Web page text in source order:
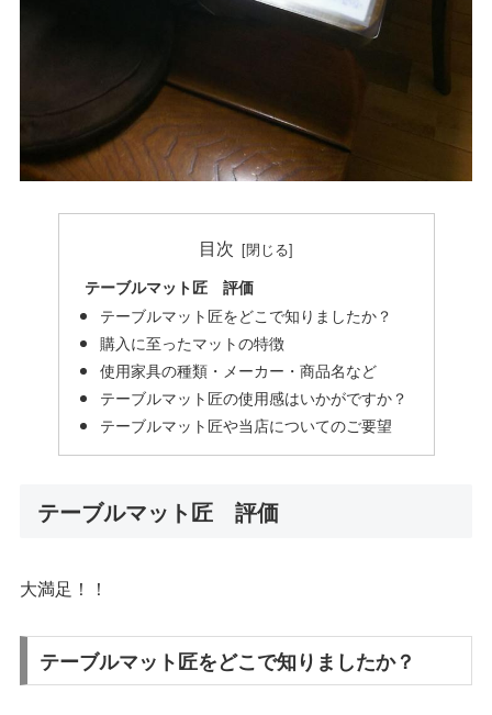
目次
テーブルマット匠 評価
テーブルマット匠をどこで知りましたか？
購入に至ったマットの特徴
使用家具の種類・メーカー・商品名など
テーブルマット匠の使用感はいかがですか？
テーブルマット匠や当店についてのご要望
テーブルマット匠 評価
大満足！！
テーブルマット匠をどこで知りましたか？